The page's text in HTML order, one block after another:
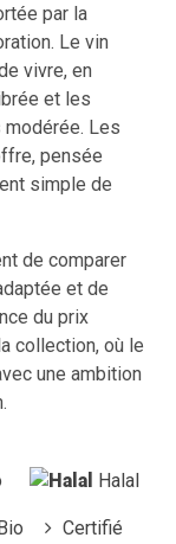
par la
Le vin
vivre, en
et les
Les
pensée
simple de
de comparer
et de
du prix
collection, où le
une ambition
Halal
Certifié